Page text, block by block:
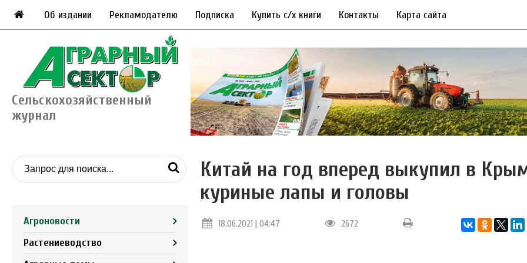
Об издании Рекламодателю Подписка Купить с/х книги Контакты Карта сайта
Сельскохозяйственный
журнал
Агроновости
Растениеводство
Китай на год вперед выкупил в
куриные лапы и головы
18.06.2021 | 04:47 2672